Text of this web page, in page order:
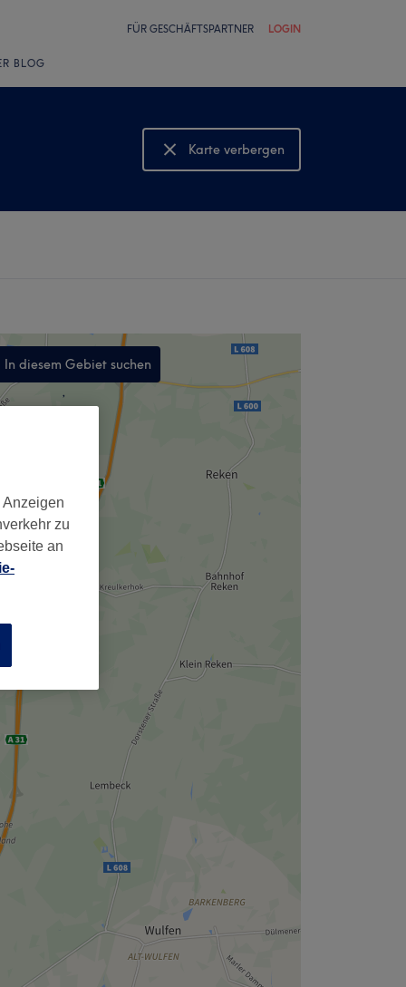
FÜR GESCHÄFTSPARTNER LOGIN
BLOG
Karte verbergen
Karte anzeigen
In diesem Gebiet suchen
,
zu
an